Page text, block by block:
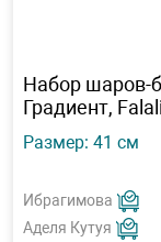
Набор шаров-
Градиент, Falali
Размер: 41 см
Ибрагимова
Аделя Кутуя